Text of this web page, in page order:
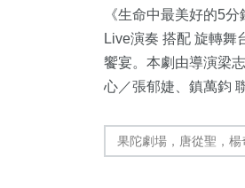
《生命中最美好的5
Live演奏 搭配 旋轉舞
饗宴。本劇由導演梁
心／張郁婕、鎮萬鈞
果陀劇場，唐從聖，